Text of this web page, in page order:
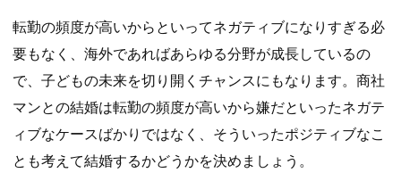
転勤の頻度が高いからといってネガティブになりすぎる必
要もなく、海外であればあらゆる分野が成長しているの
で、子どもの未来を切り開くチャンスにもなります。商社
マンとの結婚は転勤の頻度が高いから嫌だといったネガテ
ィブなケースばかりではなく、そういったポジティブなこ
とも考えて結婚するかどうかを決めましょう。